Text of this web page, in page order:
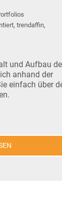
trendaffin,
und Aufbau
anhand der
einfach über